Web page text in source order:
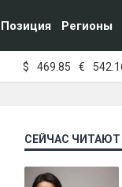
Позиция Регионы
$ 469.85 €
СЕЙЧАС ЧИТАЮТ